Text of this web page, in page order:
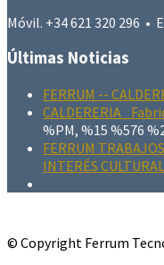
Móvil. +34 621 320 296
Últimas Noticias
FERRUM --
CALDERERIA_
%PM, %15 %576
FERRUM
INTERÉS
© Copyright Ferrum